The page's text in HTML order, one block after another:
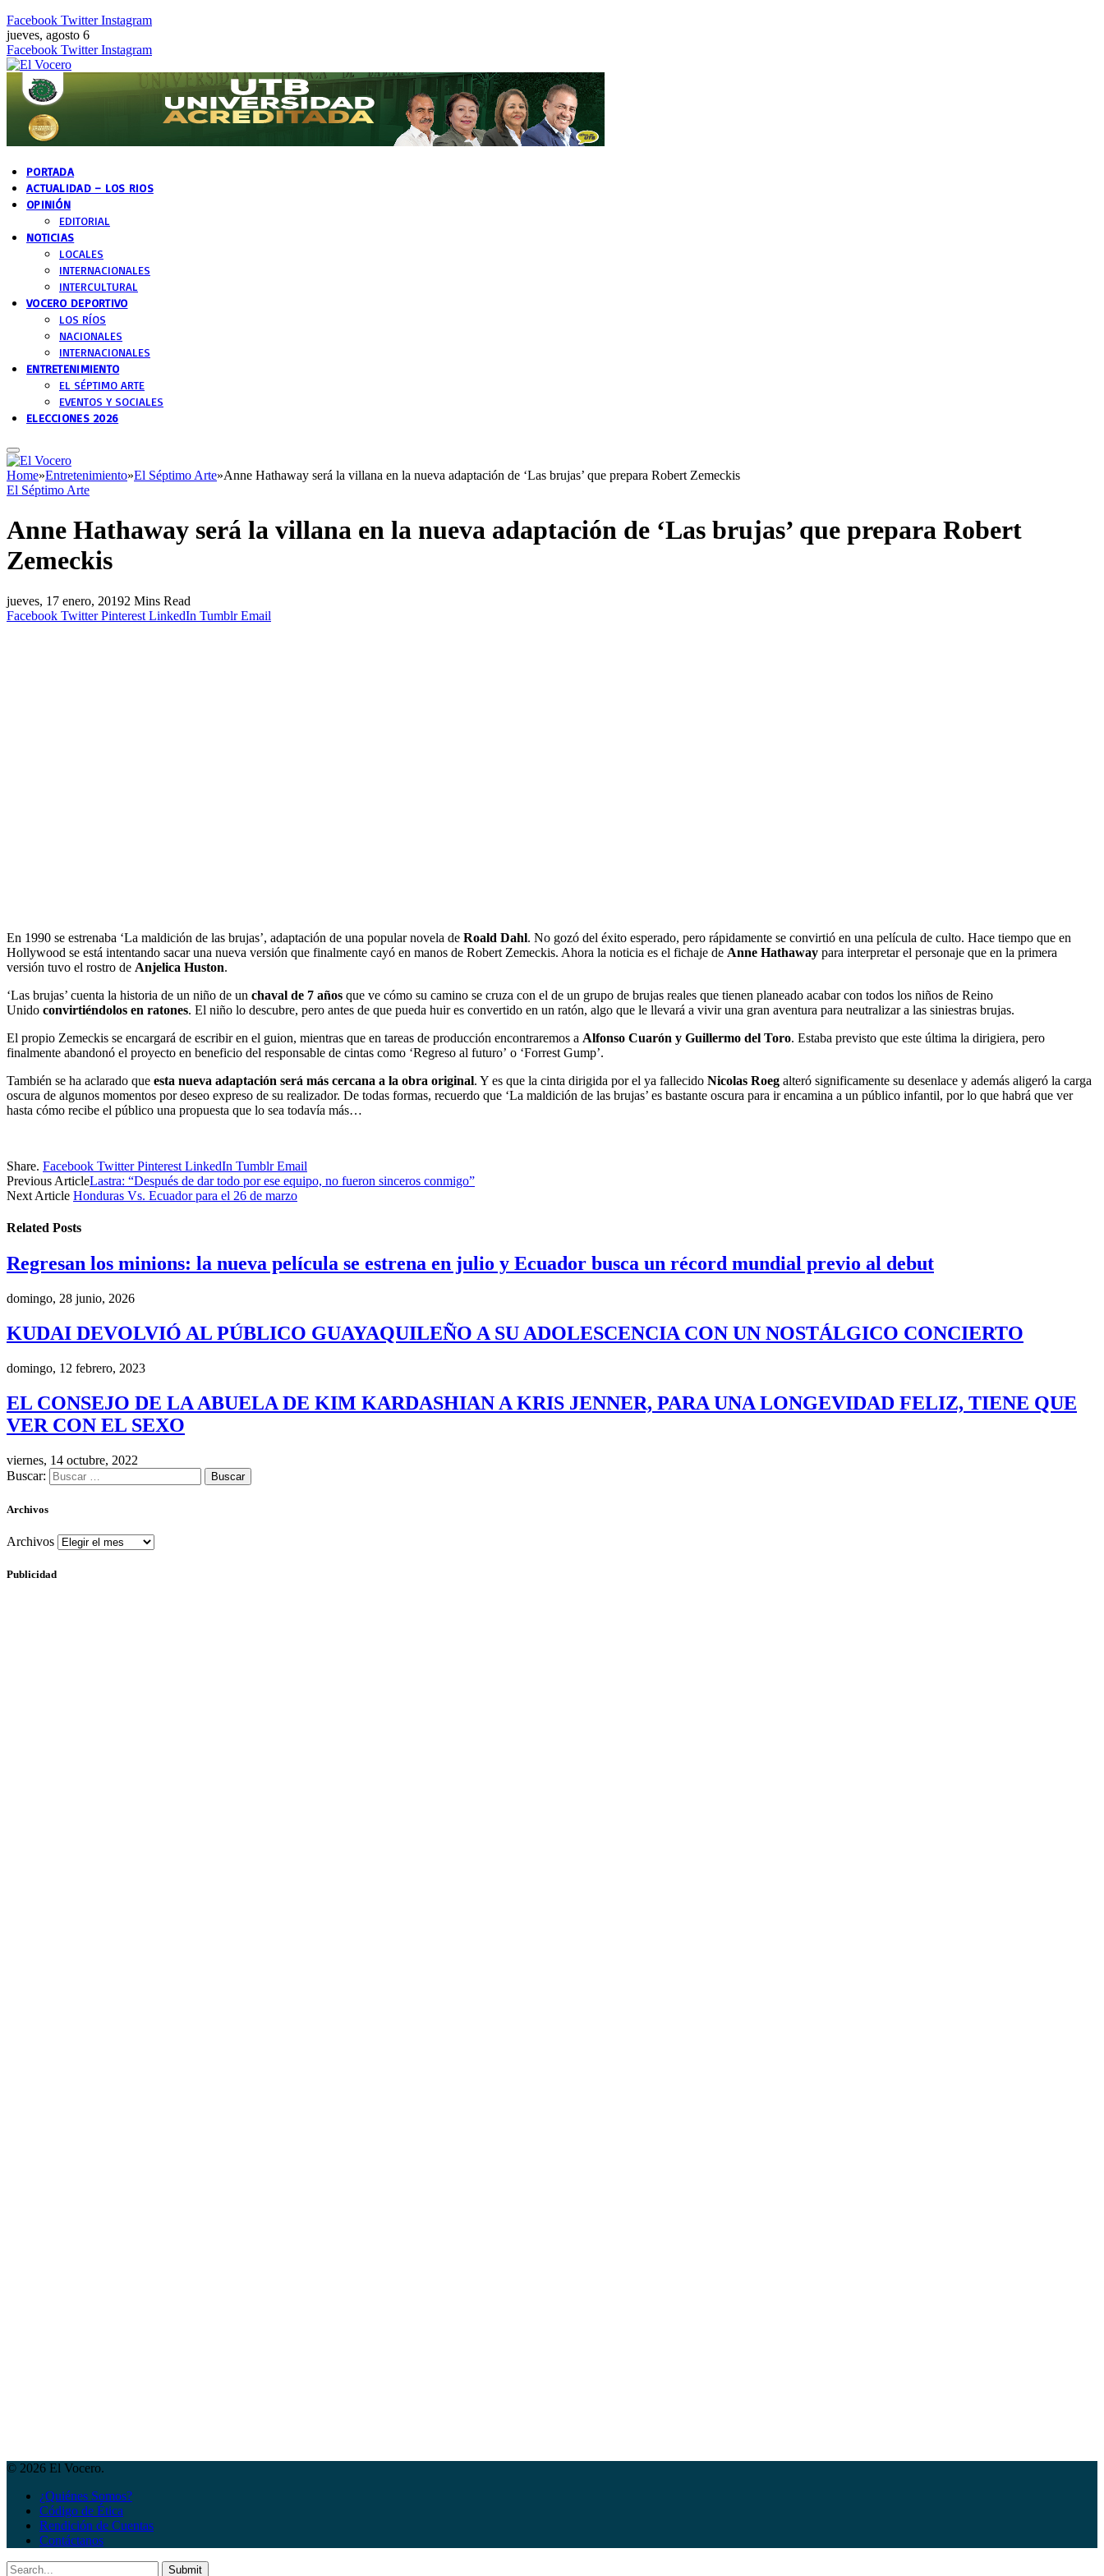
Facebook Twitter Instagram
jueves, agosto 6
Facebook Twitter Instagram
PORTADA
ACTUALIDAD – LOS RIOS
OPINIÓN
EDITORIAL
NOTICIAS
LOCALES
INTERNACIONALES
INTERCULTURAL
VOCERO DEPORTIVO
LOS RÍOS
NACIONALES
INTERNACIONALES
ENTRETENIMIENTO
EL SÉPTIMO ARTE
EVENTOS Y SOCIALES
ELECCIONES 2026
Home»Entretenimiento»El Séptimo Arte»Anne Hathaway será la villana en la nueva adaptación de ‘Las brujas’ que prepara Robert Zemeckis
El Séptimo Arte
Anne Hathaway será la villana en la nueva adaptación de ‘Las brujas’ que prepara Robert
Zemeckis
jueves, 17 enero, 20192 Mins Read
Facebook Twitter Pinterest LinkedIn Tumblr Email
En 1990 se estrenaba ‘La maldición de las brujas’, adaptación de una popular novela de Roald Dahl. No gozó del éxito esperado, pero rápidamente se convirtió en una película de culto. Hace tiempo que en
Hollywood se está intentando sacar una nueva versión que finalmente cayó en manos de Robert Zemeckis. Ahora la noticia es el fichaje de Anne Hathaway para interpretar el personaje que en la primera
versión tuvo el rostro de Anjelica Huston.
‘Las brujas’ cuenta la historia de un niño de un chaval de 7 años que ve cómo su camino se cruza con el de un grupo de brujas reales que tienen planeado acabar con todos los niños de Reino
Unido convirtiéndolos en ratones. El niño lo descubre, pero antes de que pueda huir es convertido en un ratón, algo que le llevará a vivir una gran aventura para neutralizar a las siniestras brujas.
El propio Zemeckis se encargará de escribir en el guion, mientras que en tareas de producción encontraremos a Alfonso Cuarón y Guillermo del Toro. Estaba previsto que este última la dirigiera, pero
finalmente abandonó el proyecto en beneficio del responsable de cintas como ‘Regreso al futuro’ o ‘Forrest Gump’.
También se ha aclarado que esta nueva adaptación será más cercana a la obra original. Y es que la cinta dirigida por el ya fallecido Nicolas Roeg alteró significamente su desenlace y además aligeró la carga
oscura de algunos momentos por deseo expreso de su realizador. De todas formas, recuerdo que ‘La maldición de las brujas’ es bastante oscura para ir encamina a un público infantil, por lo que habrá que ver
hasta cómo recibe el público una propuesta que lo sea todavía más…
Share. Facebook Twitter Pinterest LinkedIn Tumblr Email
Previous ArticleLastra: “Después de dar todo por ese equipo, no fueron sinceros conmigo”
Next Article Honduras Vs. Ecuador para el 26 de marzo
Related Posts
Regresan los minions: la nueva película se estrena en julio y Ecuador busca un récord mundial previo al debut
domingo, 28 junio, 2026
KUDAI DEVOLVIÓ AL PÚBLICO GUAYAQUILEÑO A SU ADOLESCENCIA CON UN NOSTÁLGICO CONCIERTO
domingo, 12 febrero, 2023
EL CONSEJO DE LA ABUELA DE KIM KARDASHIAN A KRIS JENNER, PARA UNA LONGEVIDAD FELIZ, TIENE QUE
VER CON EL SEXO
viernes, 14 octubre, 2022
Buscar:
Archivos
Archivos
Publicidad
© 2026 El Vocero.
¿Quiénes Somos?
Código de Ética
Rendición de Cuentas
Contáctanos
Submit